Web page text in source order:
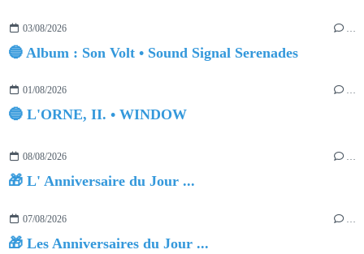
03/08/2026
🔵 Album : Son Volt • Sound Signal Serenades
01/08/2026 …
🔵 L'ORNE, II. • WINDOW
08/08/2026 …
🎁 L' Anniversaire du Jour ...
07/08/2026 …
🎁 Les Anniversaires du Jour ...